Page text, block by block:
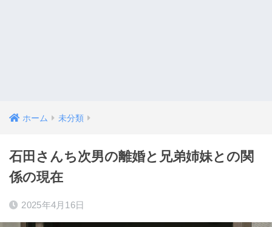
ホーム 未分類
石田さんち次男の離婚と兄弟姉妹との関
係の現在
2025年4月16日